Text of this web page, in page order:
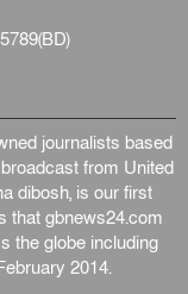
journalists based
from United
dibosh, is our first
that gbnews24.com
the globe including
2014.